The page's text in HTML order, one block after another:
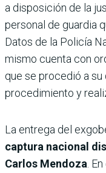
a disposición de la
personal de guardia
Datos de la Policía
mismo cuenta con
que se procedió a
procedimiento y
La entrega del
captura nacional
Carlos Mendoza .